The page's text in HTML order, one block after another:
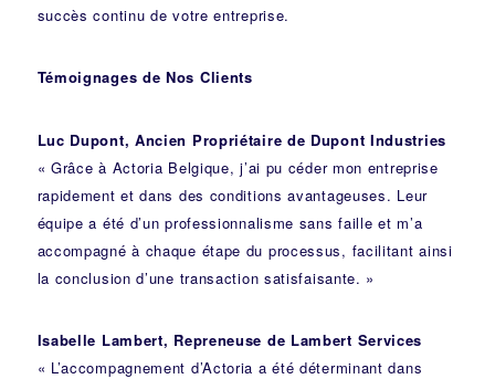
succès continu de votre entreprise.
Témoignages de Nos Clients
Luc Dupont, Ancien Propriétaire de Dupont Industries
« Grâce à Actoria Belgique, j’ai pu céder mon entreprise
rapidement et dans des conditions avantageuses. Leur
équipe a été d’un professionnalisme sans faille et m’a
accompagné à chaque étape du processus, facilitant ainsi
la conclusion d’une transaction satisfaisante. »
Isabelle Lambert, Repreneuse de Lambert Services
« L’accompagnement d’Actoria a été déterminant dans